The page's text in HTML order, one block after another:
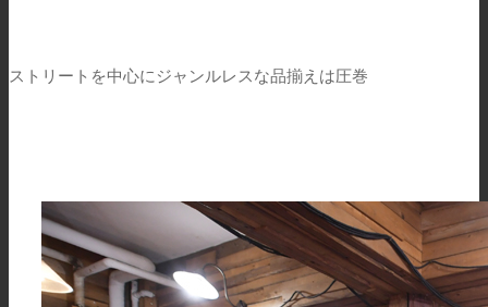
ストリートを中心にジャンルレスな品揃えは圧巻